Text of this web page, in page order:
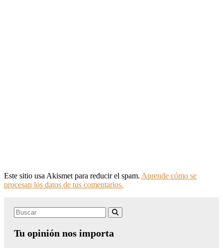
Este sitio usa Akismet para reducir el spam. Aprende cómo se
procesan los datos de tus comentarios.
Search
Tu opinión nos importa